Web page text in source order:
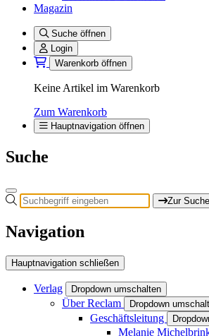
Magazin
Suche öffnen
Login
Warenkorb öffnen
Keine Artikel im Warenkorb
Zum Warenkorb
Hauptnavigation öffnen
Suche
Zur
Navigation
Hauptnavigation schließen
Verlag Dropdown umschalten
Über Reclam Dropdown
Geschäftsleitung
Melanie